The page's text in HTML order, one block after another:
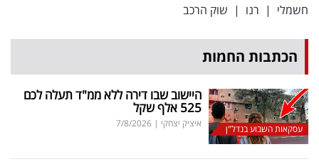
חשמלי | רנו | שוק הרכב
הכתבות החמות
עסקאות השבוע בנדל"ן
היישוב שבו דירה ללא ממ"ד תעלה לכם
525 אלף שקל
איציק יצחקי |
7/8/2026